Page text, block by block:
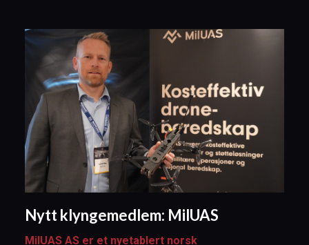
Nytt klyngemedlem: MilUAS
MilUAS AS er et nyetablert norsk